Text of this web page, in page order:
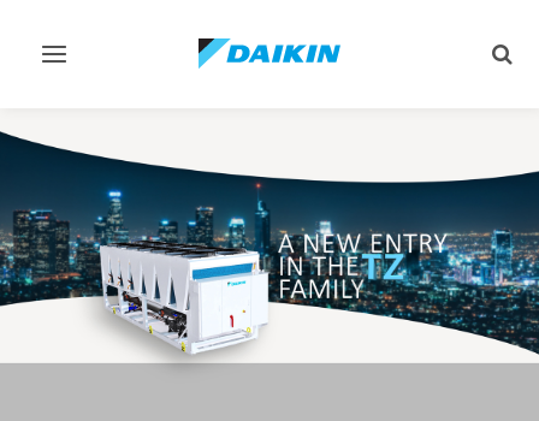
Afficher/masquer